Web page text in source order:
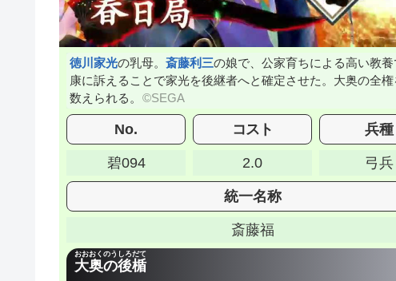
徳川家光の乳母。 斎藤利三の娘で、公家育ちによる高い教
康に訴えることで家光を後継者へと確定させた。大奥の全
数えられる。
No. コスト 兵種
碧094 2.0 弓兵
統一名称
斎藤福
大奥の後楯
おおおくのうしろだて